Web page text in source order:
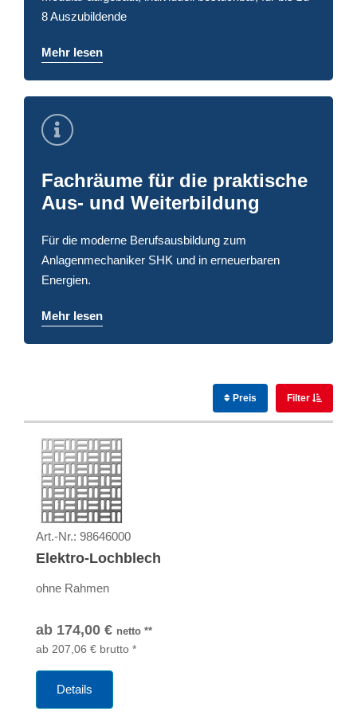
8 Auszubildende
Mehr lesen
Fachräume für die praktische
Aus- und Weiterbildung
Für die moderne Berufsausbildung zum
Anlagenmechaniker SHK und in erneuerbaren
Energien.
Mehr lesen
Preis Filter
Art.-Nr.: 98646000
Elektro-Lochblech
ohne Rahmen
ab 174,00 € netto **
ab 207,06 € brutto *
Details